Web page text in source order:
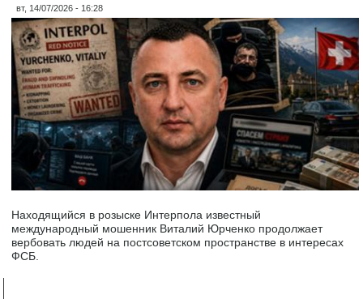
вт, 14/07/2026 - 16:28
Находящийся в розыске Интерпола известный
международный мошенник Виталий Юрченко продолжает
вербовать людей на постсоветском пространстве в интересах
ФСБ.